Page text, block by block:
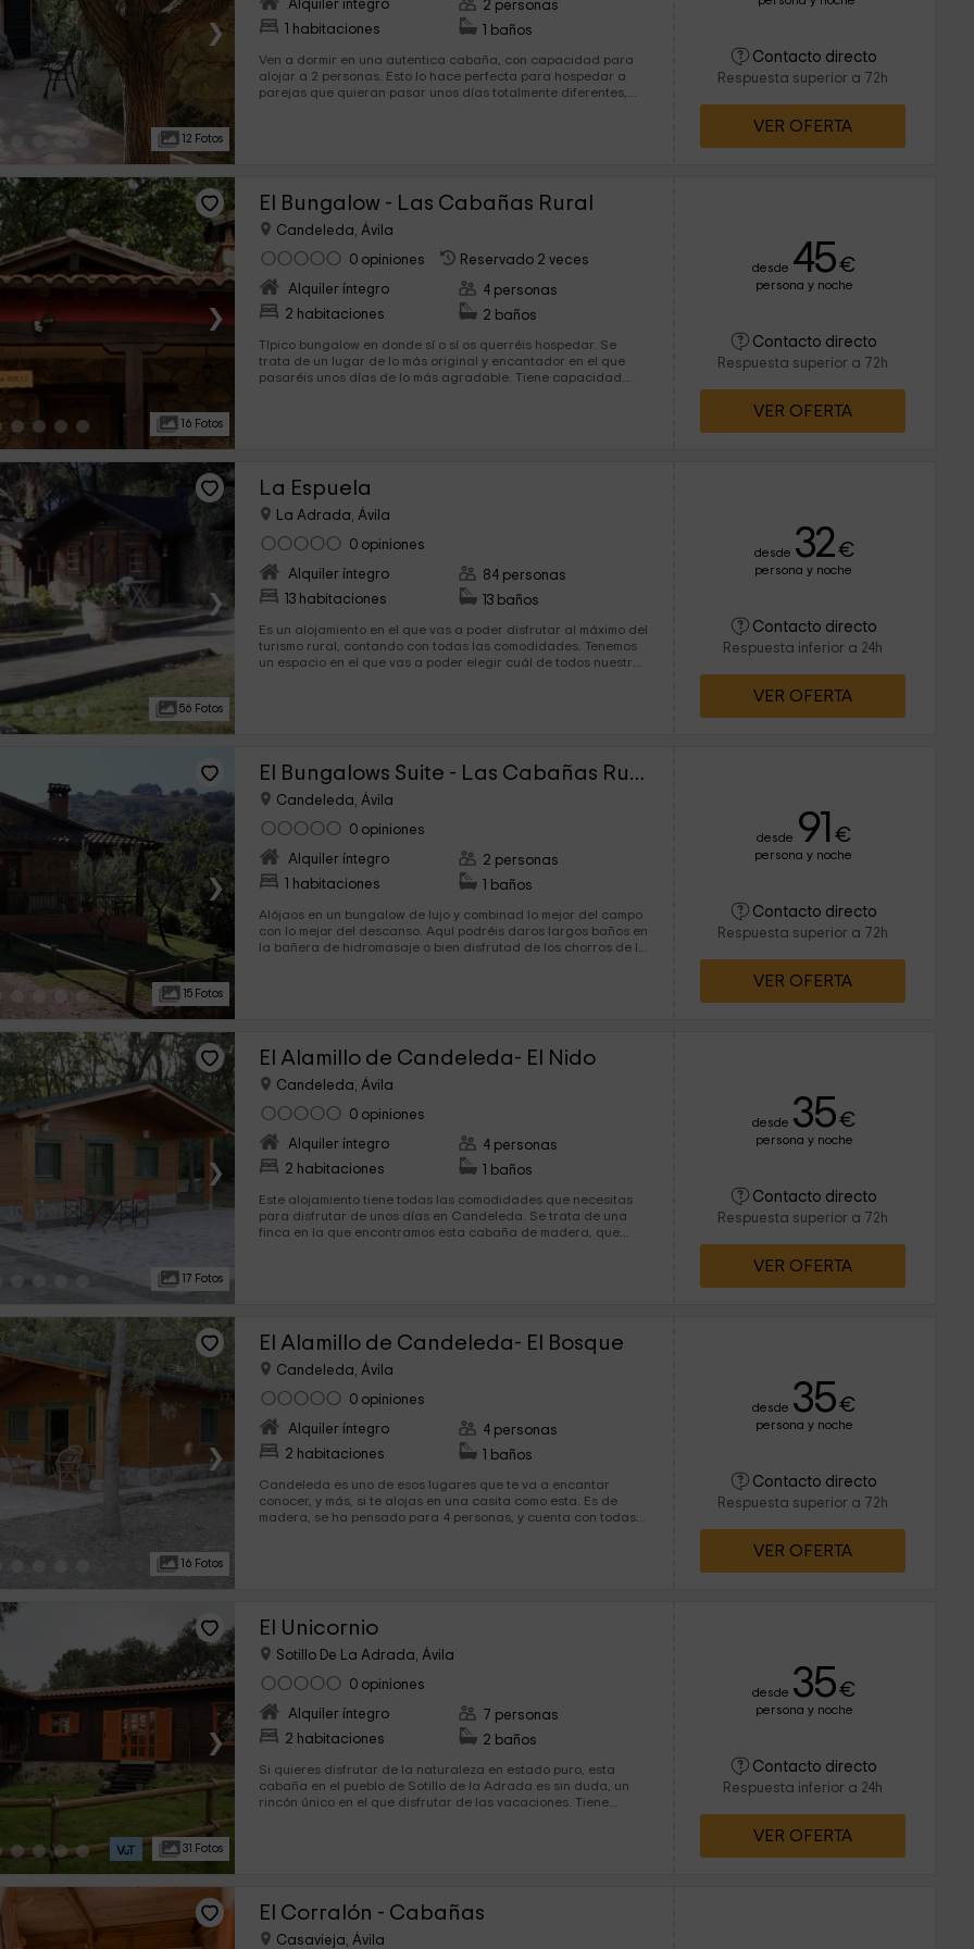
›
12 Fotos
Alquiler íntegro
1 habitaciones
2 personas
1 baños
Ven a dormir en una autentica cabaña, con capacidad para
alojar a 2 personas. Esto lo hace perfecta para hospedar a
parejas que quieran pasar unos días totalmente diferentes,
Contacto directo
Respuesta superior a 72h
VER OFERTA
›
16 Fotos
El Bungalow - Las Cabañas Rural
Candeleda, Ávila
0 opiniones
Reservado 2 veces
Alquiler íntegro
2 habitaciones
4 personas
2 baños
Típico bungalow en donde sí o sí os querréis hospedar. Se
trata de un lugar de lo más original y encantador en el que
pasaréis unos días de lo más agradable. Tiene capacidad
desde 45€
persona y noche
Contacto directo
Respuesta superior a 72h
VER OFERTA
›
56 Fotos
La Espuela
La Adrada, Ávila
0 opiniones
Alquiler íntegro
13 habitaciones
84 personas
13 baños
Es un alojamiento en el que vas a poder disfrutar al máximo del
turismo rural, contando con todas las comodidades. Tenemos
un espacio en el que vas a poder elegir cuál de todos nuestros
desde 32€
persona y noche
Contacto directo
Respuesta inferior a 24h
VER OFERTA
›
15 Fotos
El Bungalows Suite - Las Cabañas Rural
Candeleda, Ávila
0 opiniones
Alquiler íntegro
1 habitaciones
2 personas
1 baños
Alójaos en un bungalow de lujo y combinad lo mejor del campo
con lo mejor del descanso. Aquí podréis daros largos baños en
la bañera de hidromasaje o bien disfrutad de los chorros de la
desde 91 €
persona y noche
Contacto directo
Respuesta superior a 72h
VER OFERTA
›
17 Fotos
El Alamillo de Candeleda- El Nido
Candeleda, Ávila
0 opiniones
Alquiler íntegro
2 habitaciones
4 personas
1 baños
Este alojamiento tiene todas las comodidades que necesitas
para disfrutar de unos días en Candeleda. Se trata de una
finca en la que encontramos esta cabaña de madera, que
desde 35€
persona y noche
Contacto directo
Respuesta superior a 72h
VER OFERTA
›
16 Fotos
El Alamillo de Candeleda- El Bosque
Candeleda, Ávila
0 opiniones
Alquiler íntegro
2 habitaciones
4 personas
1 baños
Candeleda es uno de esos lugares que te va a encantar
conocer, y más, si te alojas en una casita como esta. Es de
madera, se ha pensado para 4 personas, y cuenta con todas
desde 35€
persona y noche
Contacto directo
Respuesta superior a 72h
VER OFERTA
›
31 Fotos
El Unicornio
Sotillo De La Adrada, Ávila
0 opiniones
Alquiler íntegro
2 habitaciones
7 personas
2 baños
Si quieres disfrutar de la naturaleza en estado puro, esta
cabaña en el pueblo de Sotillo de la Adrada es sin duda, un
rincón único en el que disfrutar de las vacaciones. Tiene
desde 35€
persona y noche
Contacto directo
Respuesta inferior a 24h
VER OFERTA
El Corralón - Cabañas
Casavieja, Ávila